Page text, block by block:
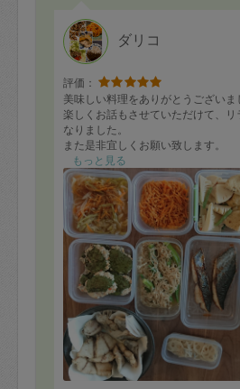
ダリコ
評価：
美味しい料理をありがとうございま
楽しくお話もさせていただけて、リ
なりました。
また是非宜しくお願い致します。
もっと見る